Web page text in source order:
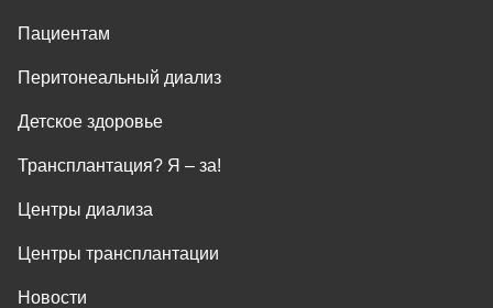
Пациентам
Перитонеальный диализ
Детское здоровье
Трансплантация? Я ‒ за!
Центры диализа
Центры трансплантации
Новости